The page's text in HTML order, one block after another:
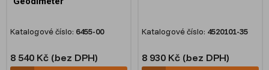
Katalogové číslo: 6455-00
8 540 Kč (bez DPH)
Katalogové číslo: 4520101-35
8 930 Kč (bez DPH)